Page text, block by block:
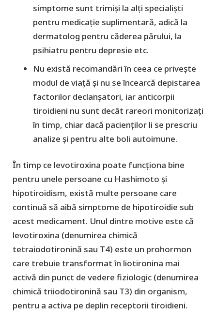
simptome sunt trimiși la alți specialiști
pentru medicație suplimentară, adică la
dermatolog pentru căderea părului, la
psihiatru pentru depresie etc.
Nu există recomandări în ceea ce privește
modul de viață și nu se încearcă depistarea
factorilor declanșatori, iar anticorpii
tiroidieni nu sunt decât rareori monitorizați
în timp, chiar dacă pacienților li se prescriu
analize și pentru alte boli autoimune.
În timp ce levotiroxina poate funcționa bine
pentru unele persoane cu Hashimoto și
hipotiroidism, există multe persoane care
continuă să aibă simptome de hipotiroidie sub
acest medicament. Unul dintre motive este că
levotiroxina (denumirea chimică
tetraiodotironină sau T4) este un prohormon
care trebuie transformat în liotironina mai
activă din punct de vedere fiziologic (denumirea
chimică triiodotironină sau T3) din organism,
pentru a activa pe deplin receptorii tiroidieni.